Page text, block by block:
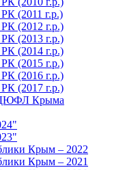
(2011 г.р.)
(2012 г.р.)
(2013 г.р.)
(2014 г.р.)
(2015 г.р.)
(2016 г.р.)
(2017 г.р.)
ДЮФЛ Крыма
Крым – 2022
Крым – 2021